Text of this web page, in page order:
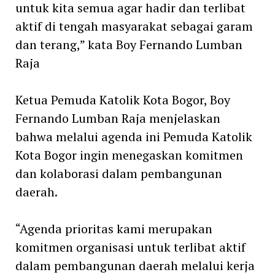
untuk kita semua agar hadir dan terlibat
aktif di tengah masyarakat sebagai garam
dan terang,” kata Boy Fernando Lumban
Raja
Ketua Pemuda Katolik Kota Bogor, Boy
Fernando Lumban Raja menjelaskan
bahwa melalui agenda ini Pemuda Katolik
Kota Bogor ingin menegaskan komitmen
dan kolaborasi dalam pembangunan
daerah.
“Agenda prioritas kami merupakan
komitmen organisasi untuk terlibat aktif
dalam pembangunan daerah melalui kerja